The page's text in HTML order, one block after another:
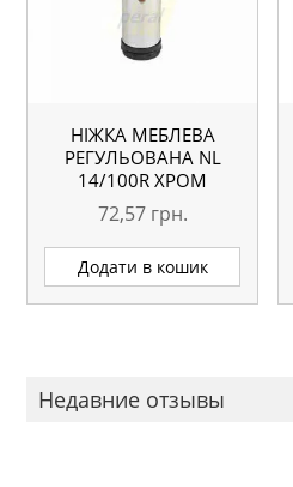
НІЖКА МЕБЛЕВА
РЕГУЛЬОВАНА NL
14/100R ХРОМ
72,57 грн.
Додати в кошик
Недавние отзывы